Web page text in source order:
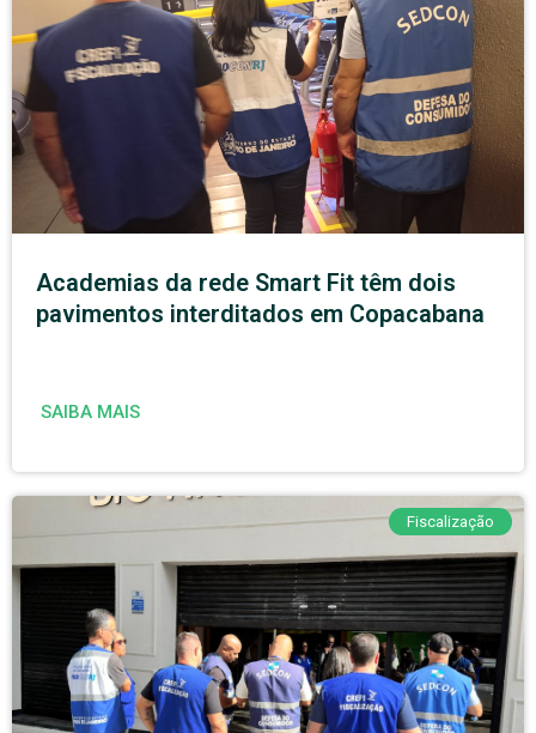
Academias da rede Smart Fit têm dois
pavimentos interditados em Copacabana
SAIBA MAIS
Fiscalização